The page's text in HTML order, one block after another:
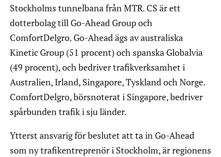
Stockholms tunnelbana från MTR. CS är ett
dotterbolag till Go-Ahead Group och
ComfortDelgro. Go-Ahead ägs av australiska
Kinetic Group (51 procent) och spanska Globalvia
(49 procent), och bedriver trafikverksamhet i
Australien, Irland, Singapore, Tyskland och Norge.
ComfortDelgro, börsnoterat i Singapore, bedriver
spårbunden trafik i sju länder.
Ytterst ansvarig för beslutet att ta in Go-Ahead
som ny trafikentreprenör i Stockholm, är regionens